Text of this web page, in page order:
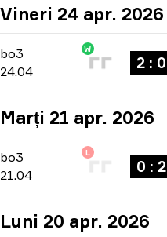
Vineri 24 apr. 2026
bo3 -bo3
24.04
W
2 : 0
Marți 21 apr. 2026
bo3 Main Stage-
21.04
L
0 : 2
Luni 20 apr. 2026